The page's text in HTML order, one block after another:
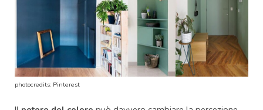
photocredits: Pinterest